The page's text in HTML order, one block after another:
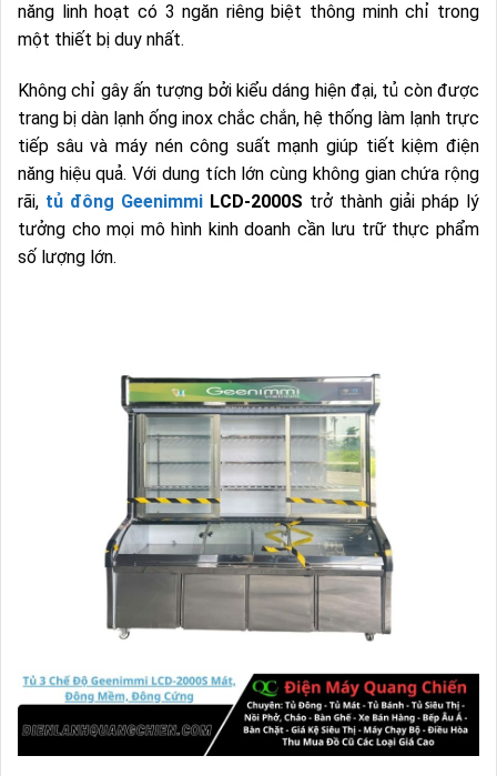
năng linh hoạt có 3 ngăn riêng biệt thông minh chỉ trong
một thiết bị duy nhất.
Không chỉ gây ấn tượng bởi kiểu dáng hiện đại, tủ còn được
trang bị dàn lạnh ống inox chắc chắn, hệ thống làm lạnh trực
tiếp sâu và máy nén công suất mạnh giúp tiết kiệm điện
năng hiệu quả. Với dung tích lớn cùng không gian chứa rộng
rãi, tủ đông Geenimmi LCD-2000S trở thành giải pháp lý
tưởng cho mọi mô hình kinh doanh cần lưu trữ thực phẩm
số lượng lớn.